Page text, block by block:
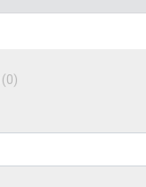
(0)